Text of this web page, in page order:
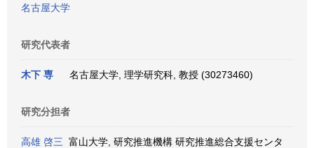
名古屋大学
研究代表者
木下 専 名古屋大学, 理学研究科, 教授 (30273460)
研究分担者
高雄 啓三 富山大学, 研究推進機構 研究推進総合支援センタ